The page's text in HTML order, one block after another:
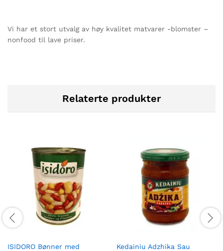
Vi har et stort utvalg av høy kvalitet matvarer -blomster –
nonfood til lave priser.
Relaterte produkter
ISIDORO Bønner med
Kedainiu Adzhika Sau